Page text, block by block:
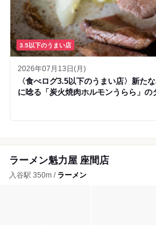
3.5以下のうまい店
2026年07月13日(月)
〈食べログ3.5以下のうまい店〉新た
に唸る「炭火焼肉ホルモンうらら」の
ラーメン魁力屋 座間店
入谷駅 350m / ラーメン